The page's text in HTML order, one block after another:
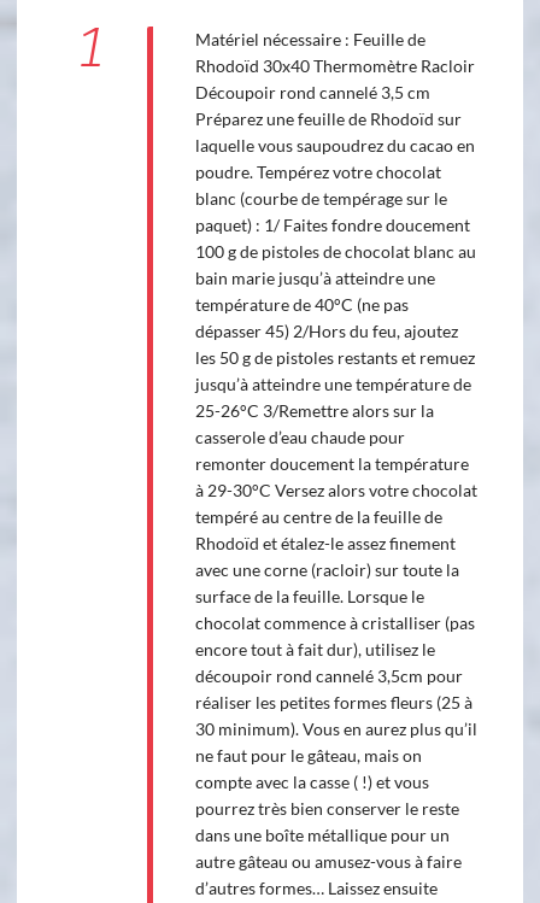
1
Matériel nécessaire : Feuille de
Rhodoïd 30x40 Thermomètre Racloir
Découpoir rond cannelé 3,5 cm
Préparez une feuille de Rhodoïd sur
laquelle vous saupoudrez du cacao en
poudre. Tempérez votre chocolat
blanc (courbe de tempérage sur le
paquet) : 1/ Faites fondre doucement
100 g de pistoles de chocolat blanc au
bain marie jusqu’à atteindre une
température de 40°C (ne pas
dépasser 45) 2/Hors du feu, ajoutez
les 50 g de pistoles restants et remuez
jusqu’à atteindre une température de
25-26°C 3/Remettre alors sur la
casserole d’eau chaude pour
remonter doucement la température
à 29-30°C Versez alors votre chocolat
tempéré au centre de la feuille de
Rhodoïd et étalez-le assez finement
avec une corne (racloir) sur toute la
surface de la feuille. Lorsque le
chocolat commence à cristalliser (pas
encore tout à fait dur), utilisez le
découpoir rond cannelé 3,5cm pour
réaliser les petites formes fleurs (25 à
30 minimum). Vous en aurez plus qu’il
ne faut pour le gâteau, mais on
compte avec la casse ( !) et vous
pourrez très bien conserver le reste
dans une boîte métallique pour un
autre gâteau ou amusez-vous à faire
d’autres formes… Laissez ensuite